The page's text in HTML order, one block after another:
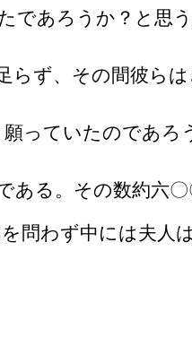
あろうか？と思う
らず、その間彼ら
っていたのであろ
る。その数約六
問わず中には夫人